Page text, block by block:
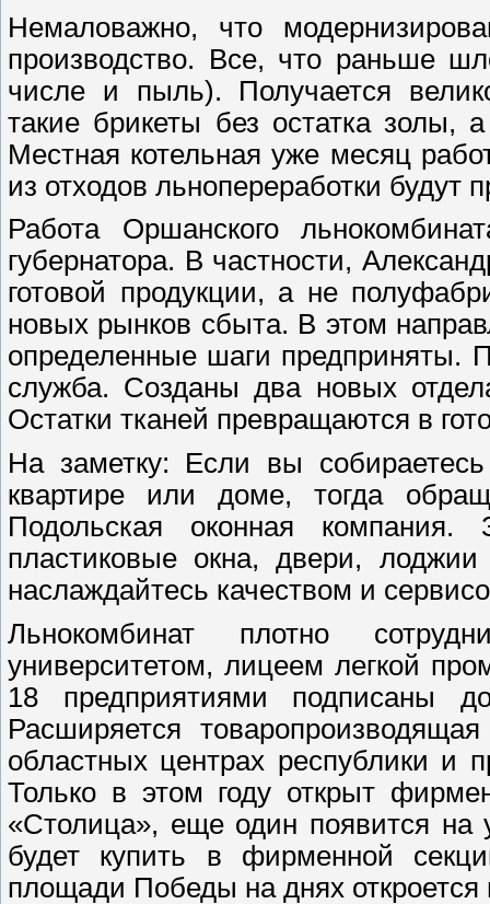
Немаловажно, что
производство. Все, что раньше
числе и пыль). Получается
такие брикеты без остатка
Местная котельная уже месяц
из отходов льнопереработки будут
Работа Оршанского
губернатора. В частности,
готовой продукции, а не
новых рынков сбыта. В этом
определенные шаги предприняты.
служба. Созданы два новых
Остатки тканей превращаются в
На заметку: Если вы
квартире или доме, тогда
Подольская оконная
пластиковые окна, двери,
наслаждайтесь качеством и
Льнокомбинат плотно
университетом, лицеем легкой
18 предприятиями подписаны
Расширяется
областных центрах республики и
Только в этом году открыт
«Столица», еще один появится
будет купить в фирменной
площади Победы на днях откроется